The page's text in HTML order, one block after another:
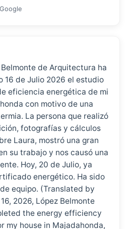
de Arquitectura ha
16 de Julio 2026 el estudio
eficiencia energética de mi
con motivo de una
La persona que realizó
fotografías y cálculos
Laura, mostró una gran
su trabajo y nos causó una
Hoy, 20 de Julio, ya
energético. Ha sido
equipo. (Translated by
2026, López Belmonte
the energy efficiency
house in Majadahonda,